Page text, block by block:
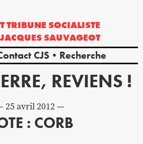
TRIBUNE SOCIALISTE
JACQUES SAUVAGEOT
CJS Recherche
REVIENS !
25 avril 2012
: CORB